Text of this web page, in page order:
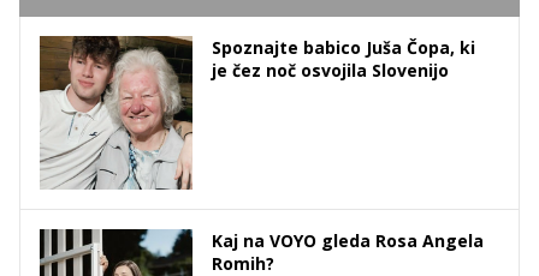
Spoznajte babico Juša Čopa, ki
je čez noč osvojila Slovenijo
Kaj na VOYO gleda Rosa Angela
Romih?